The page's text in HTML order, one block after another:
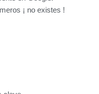
¡ no existes !